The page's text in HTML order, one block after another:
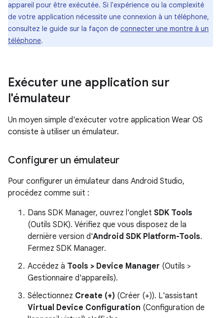
appareil pour être exécutée. Si l'expérience ou la complexité
de votre application nécessite une connexion à un téléphone,
consultez le guide sur la façon de connecter une montre à un
téléphone.
Exécuter une application sur
l'émulateur
Un moyen simple d'exécuter votre application Wear OS
consiste à utiliser un émulateur.
Configurer un émulateur
Pour configurer un émulateur dans Android Studio,
procédez comme suit :
Dans SDK Manager, ouvrez l'onglet SDK Tools
(Outils SDK). Vérifiez que vous disposez de la
dernière version d'Android SDK Platform-Tools.
Fermez SDK Manager.
Accédez à Tools > Device Manager (Outils >
Gestionnaire d'appareils).
Sélectionnez Create (+) (Créer (+)). L'assistant
Virtual Device Configuration (Configuration de